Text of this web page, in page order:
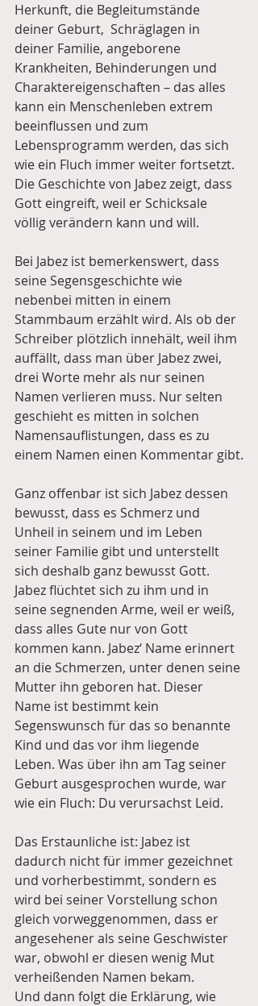
Herkunft, die Begleitumstände
deiner Geburt,  Schräglagen in
deiner Familie, angeborene
Krankheiten, Behinderungen und
Charaktereigenschaften – das alles
kann ein Menschenleben extrem
beeinflussen und zum
Lebensprogramm werden, das sich
wie ein Fluch immer weiter fortsetzt.
Die Geschichte von Jabez zeigt, dass
Gott eingreift, weil er Schicksale
völlig verändern kann und will.
Bei Jabez ist bemerkenswert, dass
seine Segensgeschichte wie
nebenbei mitten in einem
Stammbaum erzählt wird. Als ob der
Schreiber plötzlich innehält, weil ihm
auffällt, dass man über Jabez zwei,
drei Worte mehr als nur seinen
Namen verlieren muss. Nur selten
geschieht es mitten in solchen
Namensauflistungen, dass es zu
einem Namen einen Kommentar gibt.
Ganz offenbar ist sich Jabez dessen
bewusst, dass es Schmerz und
Unheil in seinem und im Leben
seiner Familie gibt und unterstellt
sich deshalb ganz bewusst Gott.
Jabez flüchtet sich zu ihm und in
seine segnenden Arme, weil er weiß,
dass alles Gute nur von Gott
kommen kann. Jabez‘ Name erinnert
an die Schmerzen, unter denen seine
Mutter ihn geboren hat. Dieser
Name ist bestimmt kein
Segenswunsch für das so benannte
Kind und das vor ihm liegende
Leben. Was über ihn am Tag seiner
Geburt ausgesprochen wurde, war
wie ein Fluch: Du verursachst Leid.
Das Erstaunliche ist: Jabez ist
dadurch nicht für immer gezeichnet
und vorherbestimmt, sondern es
wird bei seiner Vorstellung schon
gleich vorweggenommen, dass er
angesehener als seine Geschwister
war, obwohl er diesen wenig Mut
verheißenden Namen bekam.
Und dann folgt die Erklärung, wie